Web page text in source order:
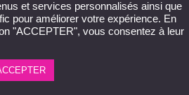
et services personnalisés ainsi que
pour améliorer votre expérience. En
"ACCEPTER", vous consentez à leur